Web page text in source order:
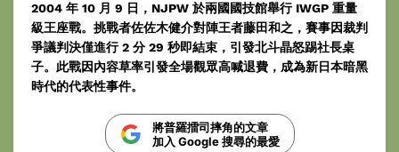
2004 年 10 月 9 日，NJPW 於兩國國技館舉行 IWGP 重量
級王座戰。挑戰者佐佐木健介對陣王者藤田和之，賽事因裁判
爭議判決僅進行 2 分 29 秒即結束，引發北斗晶怒踢社長桌
子。此戰因內容草率引發全場觀眾高喊退費，成為新日本暗黑
時代的代表性事件。
將普羅擂司摔角的文章
加入 Google 搜尋的最愛